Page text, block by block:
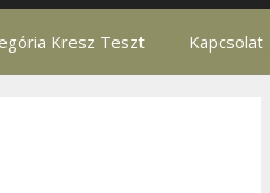
Kresz Teszt Kapcsolat